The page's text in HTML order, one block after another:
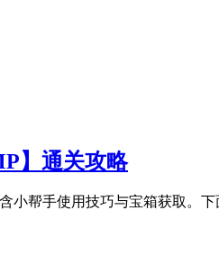
】通关攻略
小帮手使用技巧与宝箱获取。下